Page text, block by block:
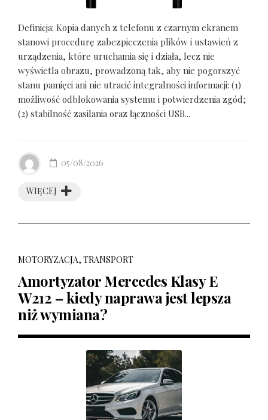
Definicja: Kopia danych z telefonu z czarnym ekranem
stanowi procedurę zabezpieczenia plików i ustawień z
urządzenia, które uruchamia się i działa, lecz nie
wyświetla obrazu, prowadzoną tak, aby nie pogorszyć
stanu pamięci ani nie utracić integralności informacji: (1)
możliwość odblokowania systemu i potwierdzenia zgód;
(2) stabilność zasilania oraz łączności USB...
WIĘCEJ
05/08/2026
MOTORYZACJA, TRANSPORT
Amortyzator Mercedes Klasy E
W212 – kiedy naprawa jest lepsza
niż wymiana?